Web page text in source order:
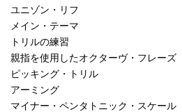
ユニゾン・リフ
メイン・テーマ
トリルの練習
親指を使用したオクターヴ・フレーズ
ピッキング・トリル
アーミング
マイナー・ペンタトニック・スケール